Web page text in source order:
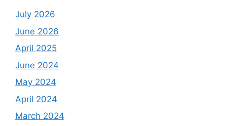
July 2026
June 2026
April 2025
June 2024
May 2024
April 2024
March 2024